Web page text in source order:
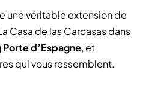
une véritable extension de
Casa de las Carcasas dans
d’Espagne, et
qui vous ressemblent.